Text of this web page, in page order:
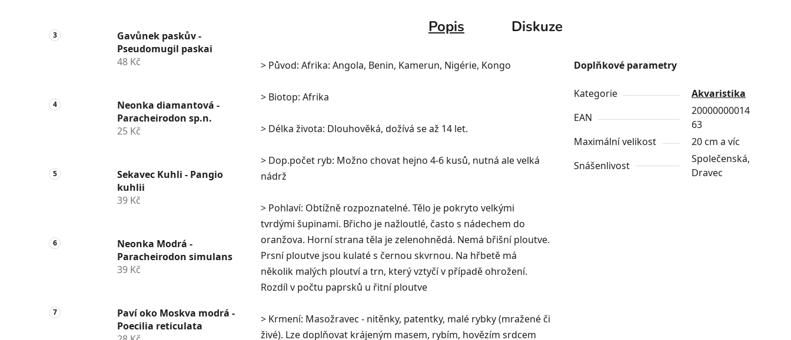
Gavůnek paskův -
Pseudomugil paskai
48 Kč
Neonka diamantová -
Paracheirodon sp.n.
25 Kč
Sekavec Kuhli - Pangio
kuhlii
39 Kč
Neonka Modrá -
Paracheirodon simulans
39 Kč
Paví oko Moskva modrá -
Poecilia reticulata
Popis Diskuze
> Původ: Afrika: Angola, Benin, Kamerun, Nigérie, Kongo
> Biotop: Afrika
> Délka života: Dlouhověká, dožívá se až 14 let.
> Dop.počet ryb: Možno chovat hejno 4-6 kusů, nutná ale velká
nádrž
> Pohlaví: Obtížně rozpoznatelné. Tělo je pokryto velkými
tvrdými šupinami. Břicho je nažloutlé, často s nádechem do
oranžova. Horní strana těla je zelenohnědá. Nemá břišní ploutve.
Prsní ploutve jsou kulaté s černou skvrnou. Na hřbetě má
několik malých ploutví a trn, který vztyčí v případě ohrožení.
Rozdíl v počtu paprsků u řitní ploutve
> Krmení: Masožravec - nitěnky, patentky, malé rybky (mražené či
živé). Lze doplňovat krájeným masem, rybím, hovězím srdcem
Doplňkové parametry
Kategorie
Akvaristika
EAN
20000000014
63
Maximální velikost
20 cm a víc
Snášenlivost
Společenská,
Dravec